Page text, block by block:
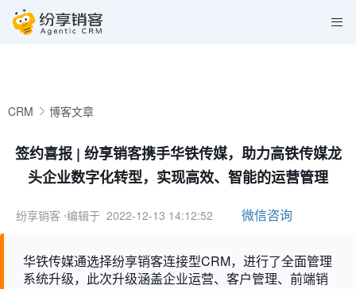
CRM 博客文章
签约喜报 | 纷享销客携手华铁传媒，助力高铁传媒龙
头企业数字化转型，实现高效、智能的运营管理
纷享销客 ⋅编辑于 2022-12-13 14:12:52 微信咨询
华铁传媒通选择纷享销客连接型CRM，进行了全面管理
系统升级，此次升级涵盖企业运营、客户管理、前端销